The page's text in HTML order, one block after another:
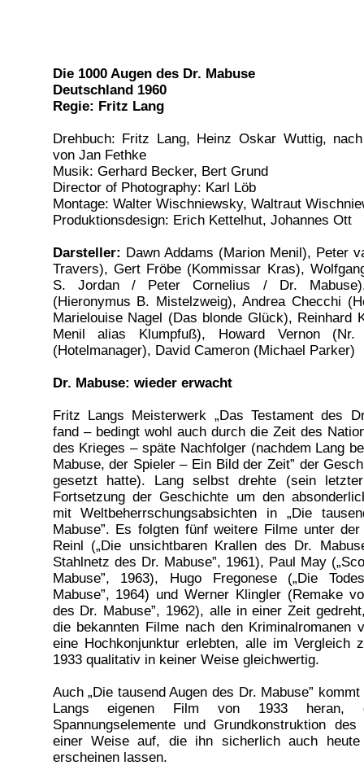
Die 1000 Augen des Dr. Mabuse
Deutschland 1960
Regie: Fritz Lang
Drehbuch: Fritz Lang, Heinz Oskar Wuttig,
von Jan Fethke
Musik: Gerhard Becker, Bert Grund
Director of Photography: Karl Löb
Montage: Walter Wischniewsky, Waltraut
Produktionsdesign: Erich Kettelhut, Johannes Ott
Darsteller: Dawn Addams (Marion Menil), Peter
Travers), Gert Fröbe (Kommissar Kras),
S. Jordan / Peter Cornelius / Dr.
(Hieronymus B. Mistelzweig), Andrea Checchi
Marielouise Nagel (Das blonde Glück), Reinhard
Menil alias Klumpfuß), Howard Vernon
(Hotelmanager), David Cameron (Michael Parker)
Dr. Mabuse: wieder erwacht
Fritz Langs Meisterwerk „Das Testament des
fand – bedingt wohl auch durch die Zeit des
des Krieges – späte Nachfolger (nachdem Lang
Mabuse, der Spieler – Ein Bild der Zeit” der
gesetzt hatte). Lang selbst drehte (sein
Fortsetzung der Geschichte um den
mit Weltbeherrschungsabsichten in „Die
Mabuse”. Es folgten fünf weitere Filme unter
Reinl („Die unsichtbaren Krallen des Dr.
Stahlnetz des Dr. Mabuse”, 1961), Paul May
Mabuse”, 1963), Hugo Fregonese („Die
Mabuse”, 1964) und Werner Klingler (Remake
des Dr. Mabuse”, 1962), alle in einer Zeit
die bekannten Filme nach den Kriminalromanen
eine Hochkonjunktur erlebten, alle im Vergleich
1933 qualitativ in keiner Weise gleichwertig.
Auch „Die tausend Augen des Dr. Mabuse”
Langs eigenen Film von 1933 heran,
Spannungselemente und Grundkonstruktion
einer Weise auf, die ihn sicherlich auch heute
erscheinen lassen.